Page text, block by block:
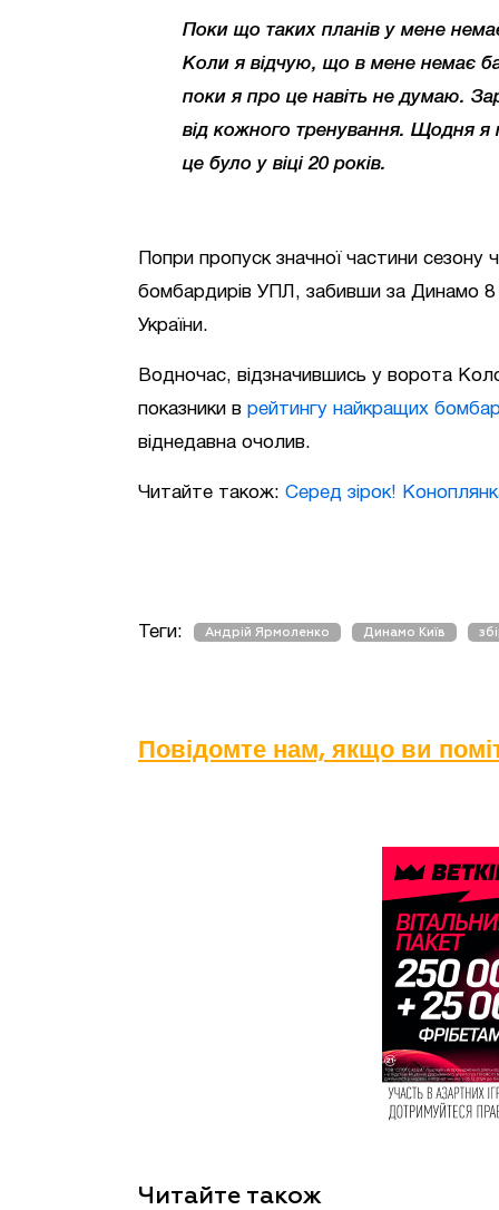
Поки що таких планів у мене
Коли я відчую, що в мене немає
поки я про це навіть не думаю.
від кожного тренування. Щодня я
це було у віці 20 років.
Попри пропуск значної частини
бомбардирів УПЛ, забивши за Динамо 8
України.
Водночас, відзначившись у ворота
показники в рейтингу найкращих
віднедавна очолив.
Читайте також: Серед зірок!
Теги: Андрій Ярмоленко Динамо Київ
Повідомте нам, якщо ви
Читайте також